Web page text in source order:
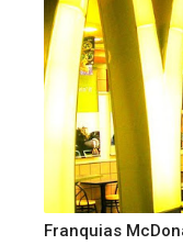
Franquias